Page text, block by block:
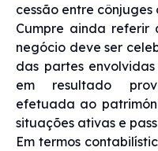
cessão entre cônjuges
Cumpre ainda referir
negócio deve ser
das partes
em resultado
efetuada ao
situações ativas e
Em termos